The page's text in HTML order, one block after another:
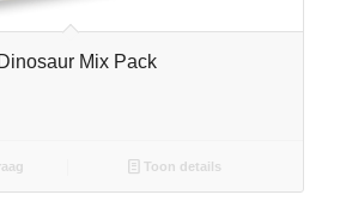
Mix Pack
Toon details